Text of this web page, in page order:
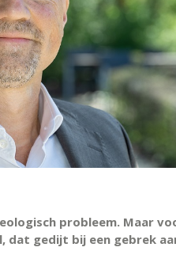
probleem. Maar
dat gedijt bij een gebrek